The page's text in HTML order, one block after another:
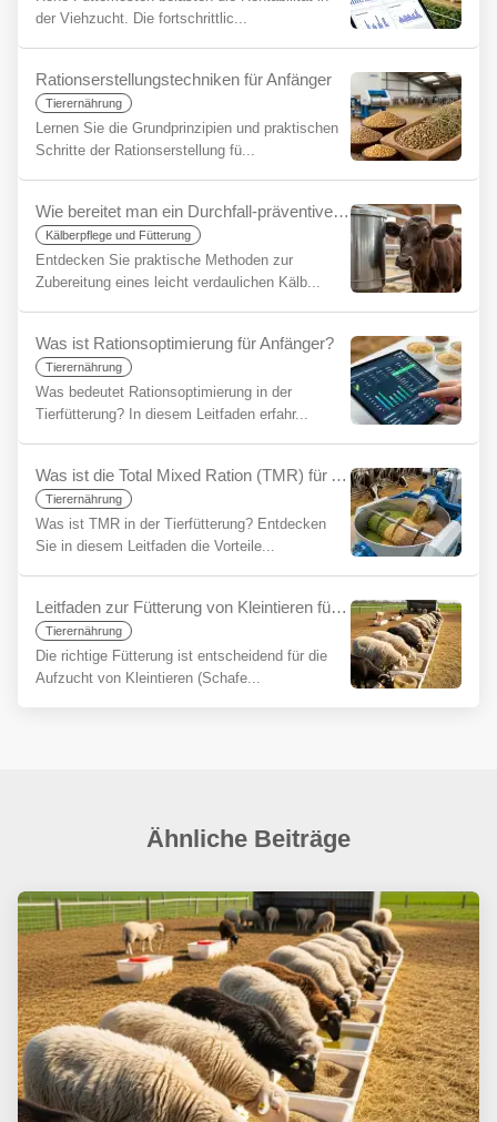
der Viehzucht. Die fortschrittlic...
Rationserstellungstechniken für Anfänger
Tierernährung
Lernen Sie die Grundprinzipien und praktischen
Schritte der Rationserstellung fü...
Wie bereitet man ein Durchfall-präventives Kälberfutter zu? Das Geheimnis eines gesunden Starts
Kälberpflege und Fütterung
Entdecken Sie praktische Methoden zur
Zubereitung eines leicht verdaulichen Kälb...
Was ist Rationsoptimierung für Anfänger?
Tierernährung
Was bedeutet Rationsoptimierung in der
Tierfütterung? In diesem Leitfaden erfahr...
Was ist die Total Mixed Ration (TMR) für Anfänger?
Tierernährung
Was ist TMR in der Tierfütterung? Entdecken
Sie in diesem Leitfaden die Vorteile...
Leitfaden zur Fütterung von Kleintieren für Anfänger
Tierernährung
Die richtige Fütterung ist entscheidend für die
Aufzucht von Kleintieren (Schafe...
Ähnliche Beiträge